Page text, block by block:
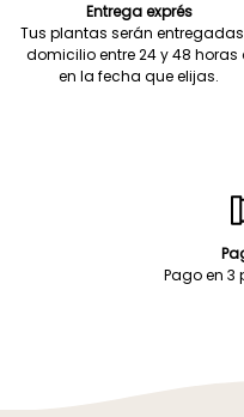
Entrega exprés
Tus plantas serán
domicilio entre 24 y 48 horas
en la fecha que elijas.
Pago en 3